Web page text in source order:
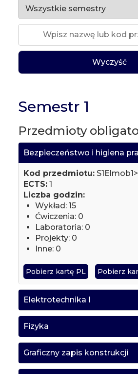
Wyczyść
Semestr 1
Przedmioty
Bezpieczeństwo i higiena
Kod przedmiotu:
ECTS: 1
Liczba godzin:
Wykład: 15
Ćwiczenia: 0
Laboratoria: 0
Projekty: 0
Inne: 0
Pobierz kartę PL Pobierz
Elektrotechnika I
Fizyka
Graficzny zapis konstrukcji